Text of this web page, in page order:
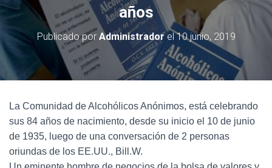
años
Publicado por Administradorel10 junio, 2019
La Comunidad de Alcohólicos Anónimos, está celebrando
sus 84 años de nacimiento, desde su inicio el 10 de junio
de 1935, luego de una conversación de 2 personas
oriundas de los EE.UU., Bill.W.